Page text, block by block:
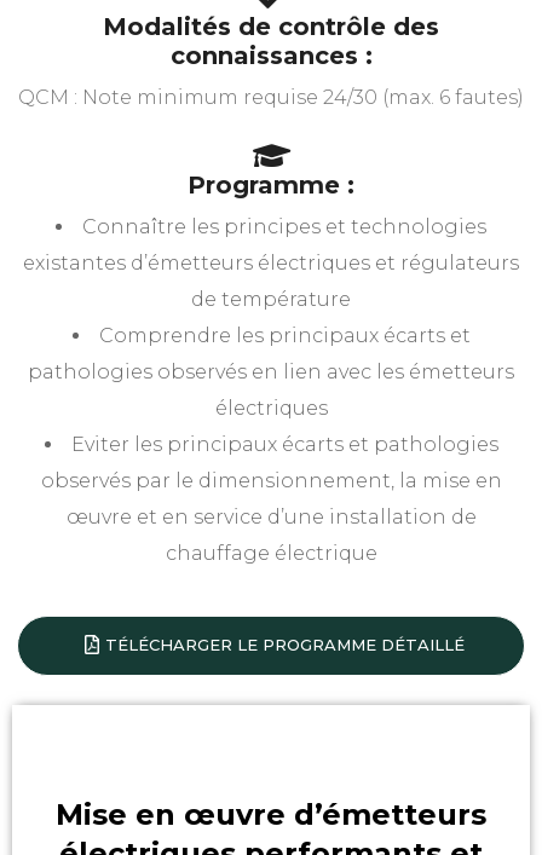
Modalités de contrôle des
connaissances :
QCM : Note minimum requise 24/30 (max. 6 fautes)
Programme :
Connaître les principes et technologies
existantes d’émetteurs électriques et régulateurs
de température
Comprendre les principaux écarts et
pathologies observés en lien avec les émetteurs
électriques
Eviter les principaux écarts et pathologies
observés par le dimensionnement, la mise en
œuvre et en service d’une installation de
chauffage électrique
TÉLÉCHARGER LE PROGRAMME DÉTAILLÉ
Mise en œuvre d’émetteurs